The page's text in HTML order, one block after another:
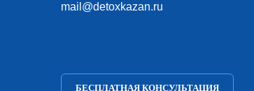
mail@detoxkazan.ru
БЕСПЛАТНАЯ КОНСУЛЬТАЦИЯ